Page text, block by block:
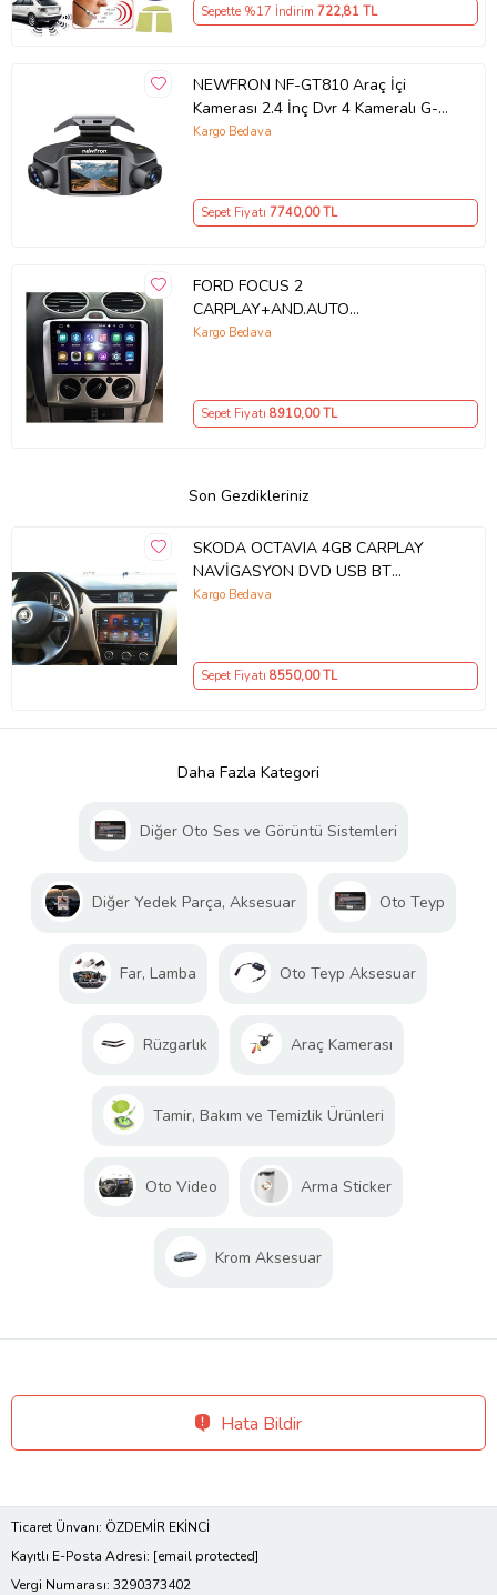
Sepette %17 İndirim 722,81 TL
NEWFRON NF-GT810 Araç İçi
Kamerası 2.4 İnç Dvr 4 Kameralı G-
Sensörü
Kargo Bedava
Sepet Fiyatı 7740,00 TL
FORD FOCUS 2
CARPLAY+AND.AUTO
NAVİGASYON DVD USB BT
Kargo Bedava
Sepet Fiyatı 8910,00 TL
Son Gezdikleriniz
SKODA OCTAVIA 4GB CARPLAY
NAVİGASYON DVD USB BT
KAMERA
Kargo Bedava
Sepet Fiyatı 8550,00 TL
Daha Fazla Kategori
Diğer Oto Ses ve Görüntü Sistemleri
Diğer Yedek Parça, Aksesuar Oto Teyp
Far, Lamba Oto Teyp Aksesuar
Rüzgarlık Araç Kamerası
Tamir, Bakım ve Temizlik Ürünleri
Oto Video Arma Sticker
Krom Aksesuar
Hata Bildir
Ticaret Ünvanı: ÖZDEMİR EKİNCİ
Kayıtlı E-Posta Adresi: [email protected]
Vergi Numarası: 3290373402